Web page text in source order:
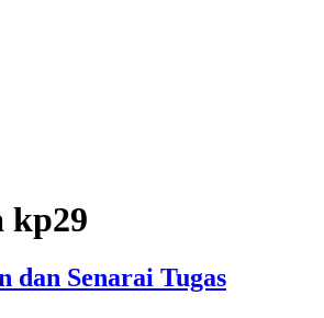
kp29
dan Senarai Tugas